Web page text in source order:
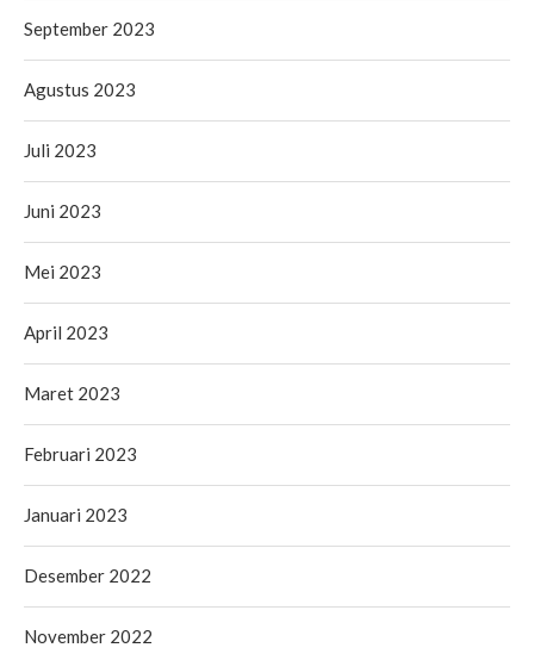
September 2023
Agustus 2023
Juli 2023
Juni 2023
Mei 2023
April 2023
Maret 2023
Februari 2023
Januari 2023
Desember 2022
November 2022